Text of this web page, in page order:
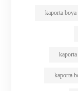
kaporta boya
kaporta